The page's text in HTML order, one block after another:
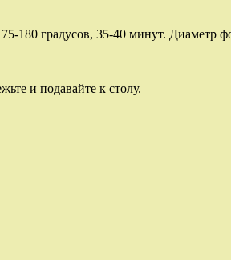
180 градусов, 35-40 минут.
и подавайте к столу.